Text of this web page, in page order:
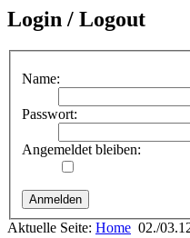
Login / Logout
Name:
Passwort:
Angemeldet bleiben:
Aktuelle Seite: Home 02./